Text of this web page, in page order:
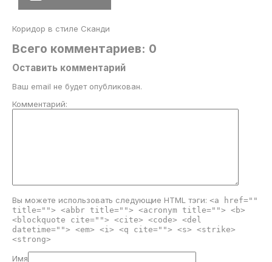
Коридор в стиле Сканди
Всего комментариев: 0
Оставить комментарий
Ваш email не будет опубликован.
Комментарий:
Вы можете использовать следующие HTML тэги: <a href=""
title=""> <abbr title=""> <acronym title=""> <b>
<blockquote cite=""> <cite> <code> <del
datetime=""> <em> <i> <q cite=""> <s> <strike>
<strong>
Имя